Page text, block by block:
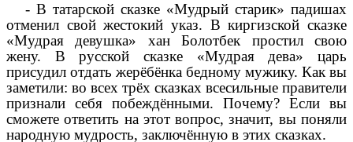
- В татарской сказке «Мудрый старик» падишах
отменил свой жестокий указ. В киргизской сказке
«Мудрая девушка» хан Болотбек простил свою
жену. В русской сказке «Мудрая дева» царь
присудил отдать жерёбёнка бедному мужику. Как вы
заметили: во всех трёх сказках всесильные правители
признали себя побеждёнными. Почему? Если вы
сможете ответить на этот вопрос, значит, вы поняли
народную мудрость, заключённую в этих сказках.